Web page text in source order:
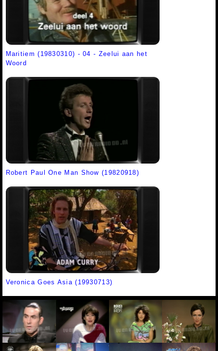
Maritiem (19830310) - 04 - Zeelui aan het
Woord
Robert Paul One Man Show (19820918)
Veronica Goes Asia (19930713)